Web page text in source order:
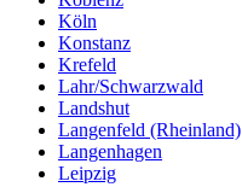
Köln
Konstanz
Krefeld
Lahr/Schwarzwald
Landshut
Langenfeld (Rheinland)
Langenhagen
Leipzig